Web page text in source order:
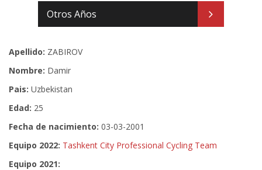
Otros Años
Apellido: ZABIROV
Nombre: Damir
Pais: Uzbekistan
Edad: 25
Fecha de nacimiento: 03-03-2001
Equipo 2022: Tashkent City Professional Cycling Team
Equipo 2021: